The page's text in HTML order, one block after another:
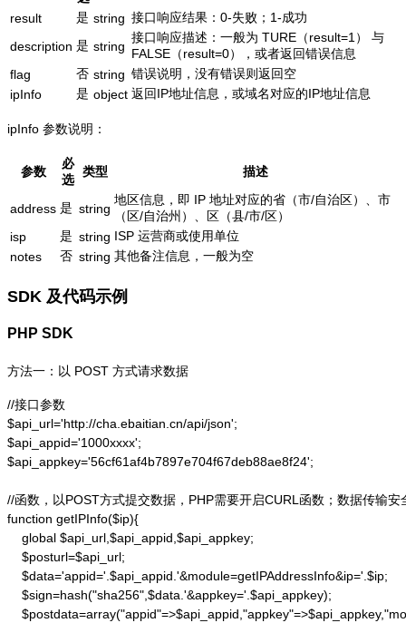
result
是 string 接口响应结果：0-失败；1-成功
description 是 string
接口响应描述：一般为 TURE（result=1） 与
FALSE（result=0），或者返回错误信息
flag
否 string 错误说明，没有错误则返回空
ipInfo
是 object 返回IP地址信息，或域名对应的IP地址信息
ipInfo 参数说明：
参数
必
选
类型 描述
address 是 string
地区信息，即 IP 地址对应的省（市/自治区）、市
（区/自治州）、区（县/市/区）
isp
是 string ISP 运营商或使用单位
notes
否 string 其他备注信息，一般为空
SDK 及代码示例
PHP SDK
方法一：以 POST 方式请求数据
//接口参数
$api_url='http://cha.ebaitian.cn/api/json';
$api_appid='1000xxxx';
$api_appkey='56cf61af4b7897e704f67deb88ae8f24';
//函数，以POST方式提交数据，PHP需要开启CURL函数；数据传输安
function getIPInfo($ip){
    global $api_url,$api_appid,$api_appkey;
    $posturl=$api_url;
    $data='appid='.$api_appid.'&module=getIPAddressInfo&ip='.$ip;
    $sign=hash("sha256",$data.'&appkey='.$api_appkey);